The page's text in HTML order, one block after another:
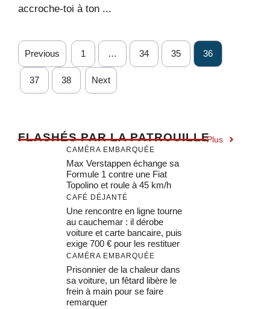
accroche-toi à ton ...
Previous 1 … 34 35 36
37 38 Next
FLASHÉS PAR LA PATROUILLEPlus
CAMÉRA EMBARQUÉE
Max Verstappen échange sa
Formule 1 contre une Fiat
Topolino et roule à 45 km/h
CAFÉ DÉJANTÉ
Une rencontre en ligne tourne
au cauchemar : il dérobe
voiture et carte bancaire, puis
exige 700 € pour les restituer
CAMÉRA EMBARQUÉE
Prisonnier de la chaleur dans
sa voiture, un fêtard libère le
frein à main pour se faire
remarquer